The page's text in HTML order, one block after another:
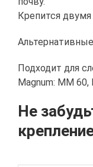
Крепится двумя
Подходит для
Magnum: ММ
Не